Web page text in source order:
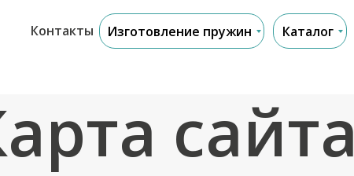
Изготовление пружин
Контакты Каталог
сайта